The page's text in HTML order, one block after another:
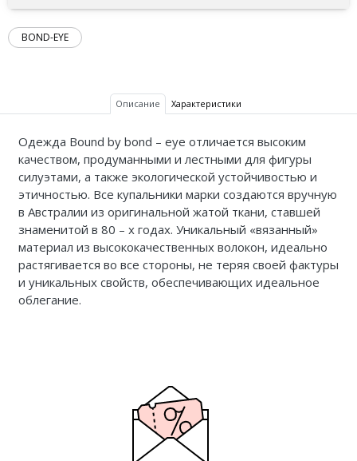
BOND-EYE
Описание Характеристики
Одежда Bound by bond – eye отличается высоким
качеством, продуманными и лестными для фигуры
силуэтами, а также экологической устойчивостью и
этичностью. Все купальники марки создаются вручную
в Австралии из оригинальной жатой ткани, ставшей
знаменитой в 80 – х годах. Уникальный «вязанный»
материал из высококачественных волокон, идеально
растягивается во все стороны, не теряя своей фактуры
и уникальных свойств, обеспечивающих идеальное
облегание.